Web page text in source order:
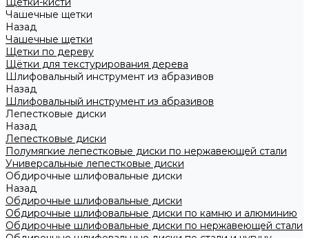
Чашечные щетки
Назад
Чашечные щетки
Щетки по дереву
Щётки для текстурирования дерева
Шлифовальный инструмент из абразивов
Назад
Шлифовальный инструмент из абразивов
Лепестковые диски
Назад
Лепестковые диски
Полумягкие лепестковые диски по нержавеющей стали
Универсальные лепестковые диски
Обдирочные шлифовальные диски
Назад
Обдирочные шлифовальные диски
Обдирочные шлифовальные диски по камню и алюминию
Обдирочные шлифовальные диски по нержавеющей стали